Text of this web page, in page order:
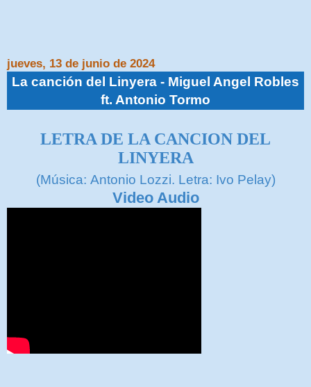
jueves, 13 de junio de 2024
La canción del Linyera - Miguel Angel Robles
ft. Antonio Tormo
LETRA DE LA CANCION DEL
LINYERA
(Música: Antonio Lozzi. Letra: Ivo Pelay)
Video Audio